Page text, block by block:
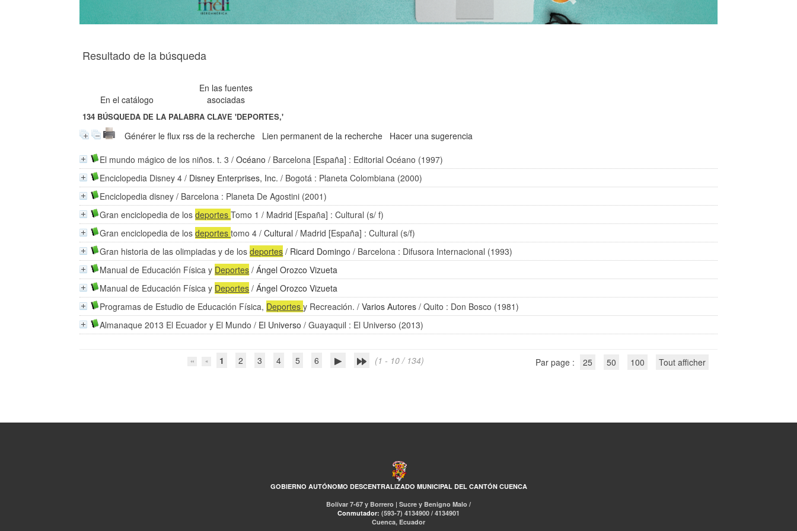
Resultado de la búsqueda
En el catálogo
En las fuentes
asociadas
134 BÚSQUEDA DE LA PALABRA CLAVE'DEPORTES,'
Générer le flux rss de la recherche Lien permanent de la recherche
Hacer una sugerencia
El mundo mágico de los niños. t. 3 /Océano / Barcelona [España] : Editorial Océano (1997)
Enciclopedia Disney 4 / Disney Enterprises, Inc. / Bogotá : Planeta Colombiana (2000)
Enciclopedia disney / Barcelona : Planeta De Agostini (2001)
Gran enciclopedia de losdeportesTomo 1 / Madrid [España] : Cultural (s/ f)
Gran enciclopedia de losdeportestomo 4 /Cultural / Madrid [España] : Cultural (s/f)
Gran historia de las olimpiadas y de losdeportes / Ricard Domingo / Barcelona : Difusora Internacional (1993)
Manual de Educación Física y Deportes /Ángel Orozco Vizueta
Manual de Educación Física y Deportes /Ángel Orozco Vizueta
Programas de Estudio de Educación Física, Deportesy Recreación. /Varios Autores / Quito : Don Bosco (1981)
Almanaque 2013 El Ecuador y El Mundo / El Universo / Guayaquil : El Universo (2013)
1 2 3 4 5 6 (1 - 10 / 134) Par page : 25 50 100 Tout afficher
GOBIERNO AUTÓNOMO DESCENTRALIZADO MUNICIPAL DEL CANTÓN CUENCA
Bolívar 7-67 y Borrero | Sucre y Benigno Malo /
Conmutador: (593-7) 4134900 / 4134901
Cuenca, Ecuador